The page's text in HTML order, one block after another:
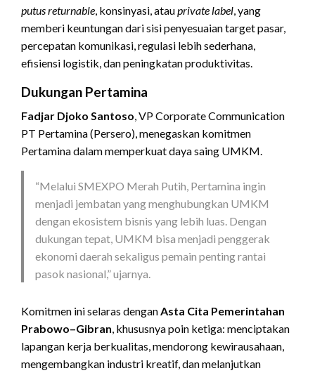
putus returnable, konsinyasi, atauprivate label, yang
memberi keuntungan dari sisi penyesuaian target pasar,
percepatan komunikasi, regulasi lebih sederhana,
efisiensi logistik, dan peningkatan produktivitas.
Dukungan Pertamina
Fadjar Djoko Santoso, VP Corporate Communication
PT Pertamina (Persero), menegaskan komitmen
Pertamina dalam memperkuat daya saing UMKM.
“Melalui SMEXPO Merah Putih, Pertamina ingin
menjadi jembatan yang menghubungkan UMKM
dengan ekosistem bisnis yang lebih luas. Dengan
dukungan tepat, UMKM bisa menjadi penggerak
ekonomi daerah sekaligus pemain penting rantai
pasok nasional,” ujarnya.
Komitmen ini selaras denganAsta Cita Pemerintahan
Prabowo–Gibran, khususnya poin ketiga: menciptakan
lapangan kerja berkualitas, mendorong kewirausahaan,
mengembangkan industri kreatif, dan melanjutkan